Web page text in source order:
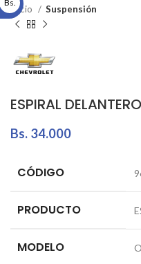
Inicio Suspensión
ESPIRAL
Bs. 34.000
CÓDIGO
PRODUCTO
MODELO
Bs.